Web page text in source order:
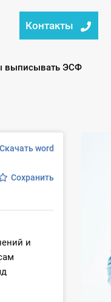
Контакты
выписывать ЭСФ
Скачать word
Сохранить
и